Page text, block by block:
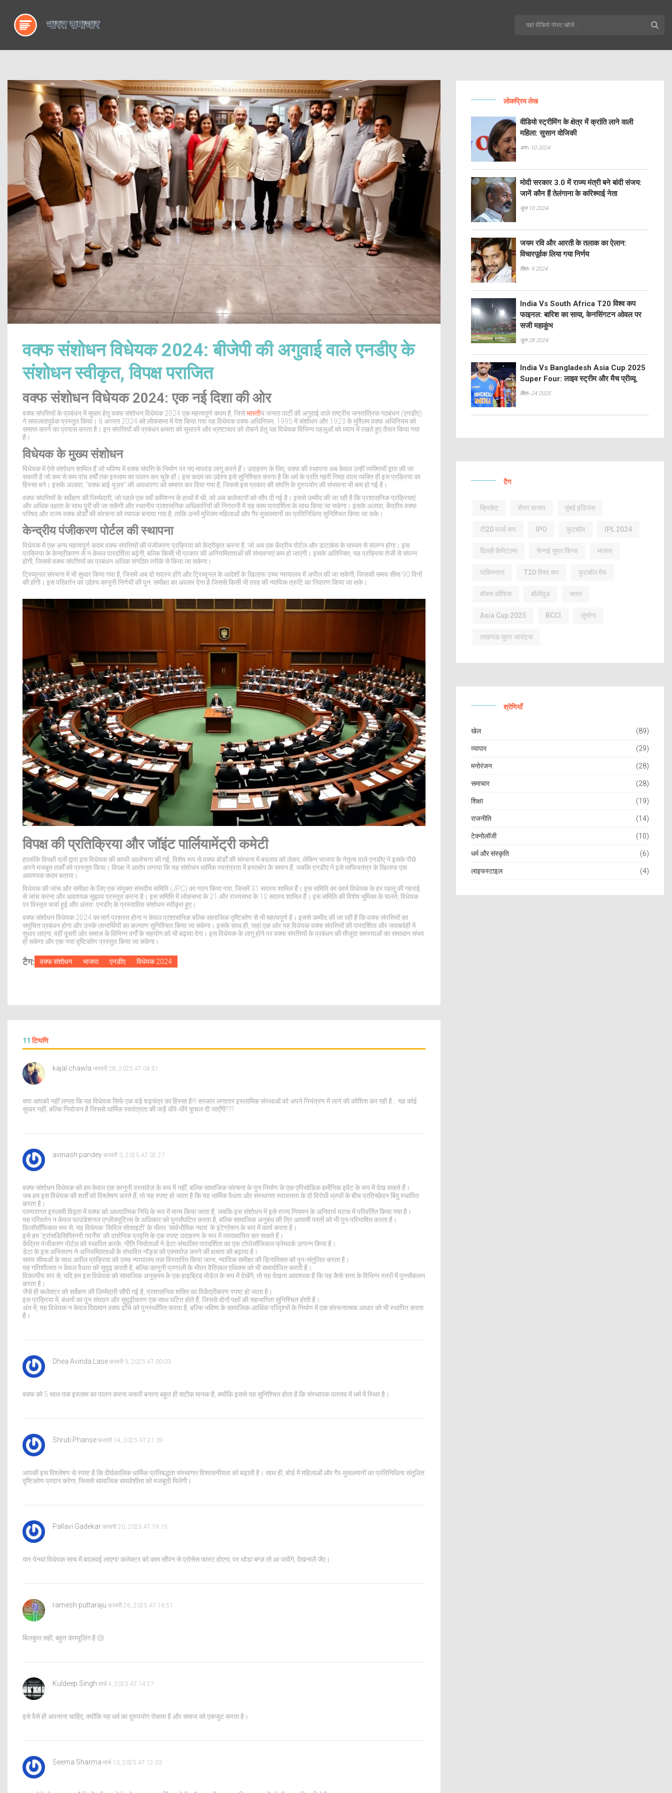
वक्फ संशोधन विधेयक 2024: बीजेपी की अगुवाई वाले एनडीए के
संशोधन स्वीकृत, विपक्ष पराजित
वक्फ संशोधन विधेयक 2024: एक नई दिशा की ओर
वक्फ संपत्तियों के प्रबंधन में सुधार हेतु वक्फ संशोधन विधेयक 2024 एक महत्वपूर्ण कदम है, जिसेभारतीय जनता पार्टी की अगुवाई वाले राष्ट्रीय जनतांत्रिक गठबंधन (एनडीए)
ने सफलतापूर्वक प्रस्तुत किया। 8 अगस्त 2024 को लोकसभा में पेश किया गया यह विधेयक वक्फ अधिनियम, 1995 में संशोधन और 1923 के मुश्लिम वक्फ अधिनियम को
समाप्त करने का प्रयास करता है। इन संपत्तियों की प्रबंधन क्षमता को सुधारने और भ्रष्टाचार को रोकने हेतु यह विधेयक विभिन्न पहलुओं को ध्यान में रखते हुए तैयार किया गया
है।
विधेयक के मुख्य संशोधन
विधेयक में ऐसे संशोधन शामिल हैं जो भविष्य में वक्फ संपत्ति के निर्माण पर नए मापदंड लागू करते हैं। उदाहरण के लिए, वक्फ की स्थापना अब केवल उन्हीं व्यक्तियों द्वारा की जा
सकती है जो कम से कम पांच वर्षों तक इस्लाम का पालन कर चुके हों। इस कदम का उद्देश्य इसे सुनिश्चित करना है कि धर्म के प्रति गहरी निष्ठा वाला व्यक्ति ही इस प्रक्रिया का
हिस्सा बने। इसके अलावा, "वक्फ बाई यूज़र" की अवधारणा को समाप्त कर दिया गया है, जिससे इस प्रकार की संपत्ति के दुरुपयोग की संभावना भी कम हो गई है।
वक्फ संपत्तियों के सर्वेक्षण की जिम्मेदारी, जो पहले एक सर्वे कमिश्नर के हाथों में थी, को अब कलेक्टरों को सौंप दी गई है। इससे उम्मीद की जा रही है कि प्रशासनिक प्रक्रियाएं
और अधिक दक्षता के साथ पूरी की जा सकेंगी और स्थानीय प्रशासनिक अधिकारियों की निगरानी में यह काम पारदर्शिता के साथ किया जा सकेगा। इसके अलावा, केंद्रीय वक्फ
परिषद और राज्य वक्फ बोर्डों की संरचना को व्यापक बनाया गया है, ताकि उनमें मुस्लिम महिलाओं और गैर-मुसलमानों का प्रतिनिधित्व सुनिश्चित किया जा सके।
केन्द्रीय पंजीकरण पोर्टल की स्थापना
विधेयक में एक अन्य महत्वपूर्ण कदम वक्फ संपत्तियों की पंजीकरण प्रक्रिया को केंद्रीकृत करना है, जो अब एक केंद्रीय पोर्टल और डाटाबेस के माध्यम से संलग्न होगा। इस
प्रक्रिया के केन्द्रीकरण से न केवल पारदर्शिता बढ़ेगी, बल्कि किसी भी प्रकार की अनियमितताओं की संभावनाएं कम हो जाएंगी। इसके अतिरिक्त, यह प्रक्रिया तेजी से संपन्न
होगी, जिससे वक्फ संपत्तियों का प्रबंधन अधिक संगठित तरीके से किया जा सकेगा।
ट्रिब्यूनल संरचना में भी सुधार किया गया है, जिसमें अब दो सदस्य होंगे और ट्रिब्यूनल के आदेशों के खिलाफ उच्च न्यायालय में अपील की जा सकेगी, जिसकी समय सीमा 90 दिनों
की होगी। इस परिवर्तन का उद्देश्य कानूनी निर्णयों की पुन: समीक्षा का अवसर देना है जिससे किसी भी तरह की न्यायिक त्रुटि का निवारण किया जा सके।
विपक्ष की प्रतिक्रिया और जॉइंट पार्लियामेंट्री कमेटी
हालांकि विपक्षी दलों द्वारा इस विधेयक की काफी आलोचना की गई, विशेष रूप से वक्फ बोर्डों की संरचना में बदलाव को लेकर, लेकिन भाजपा के नेतृत्व वाले एनडीए ने इसके पीछे
अपने मजबूत तर्कों को प्रस्तुत किया। विपक्ष ने आरोप लगाया कि यह संशोधन धार्मिक स्वतंत्रता में हस्तक्षेप के समान हैं, जबकि एनडीए ने इसे माफियतंत्र के खिलाफ एक
आवश्यक कदम बताया।
विधेयक की जांच और समीक्षा के लिए एक संयुक्त संसदीय समिति (JPC) का गठन किया गया, जिसमें 31 सदस्य शामिल हैं। इस समिति का कार्य विधेयक के हर पहलू की गहराई
से जांच करना और आवश्यक सुझाव प्रस्तुत करना है। इस समिति में लोकसभा के 21 और राज्यसभा के 10 सदस्य शामिल हैं। इस समिति की विशेष भूमिका के चलते, विधेयक
पर विस्तृत चर्चा हुई और अंततः एनडीए के प्रस्तावित संशोधन स्वीकृत हुए।
वक्फ संशोधन विधेयक 2024 का मार्ग प्रशस्त होना न केवल प्रशासनिक बल्कि सामाजिक दृष्टिकोण से भी महत्वपूर्ण है। इससे उम्मीद की जा रही है कि वक्फ संपत्तियों का
समुचित प्रबंधन होगा और उनके लाभार्थियों का कल्याण सुनिश्चित किया जा सकेगा। इसके साथ ही, जहां एक ओर यह विधेयक वक्फ संपत्तियों की पारदर्शिता और जवाबदेही में
सुधार लाएगा, वहीं दूसरी ओर समाज के विभिन्न वर्गों के सहयोग को भी बढ़ावा देगा। इस विधेयक के लागू होने पर वक्फ संपत्तियों के प्रबंधन की मौजूदा समस्याओं का समाधान संभव
हो सकेगा और एक नया दृष्टिकोण प्रस्तुत किया जा सकेगा।
टैग: वक्फ संशोधन भाजपा एनडीए विधेयक 2024
11टिप्पणि
kajal chawla जनवरी 28, 2025 AT 04:51
क्या आपको नहीं लगता कि यह विधेयक सिर्फ एक बड़े षड्यंत्र का हिस्सा है!!! सरकार लगातार इस्लामिक संस्थाओं को अपने नियंत्रण में लाने की कोशिश कर रही है... यह कोई
सुधार नहीं, बल्कि नियोजन है जिससे धार्मिक स्वतंत्रता की जड़ें धीरे‑धीरे कुचल दी जाएँगी???
avinash pandey फ़रवरी 3, 2025 AT 02:27
वक्फ संशोधन विधेयक को हम केवल एक कानूनी दस्तावेज़ के रूप में नहीं, बल्कि सामाजिक संरचना के पुनःनिर्माण के एक एपिसोडिक हर्मोनिक इवेंट के रूप में देख सकते हैं।
जब हम इस विधेयक की शर्तों को विश्लेषण करते हैं, तो यह स्पष्ट हो जाता है कि यह धार्मिक वैधता और संस्थागत स्वायत्तता के दो विरोधी ध्रुवों के बीच प्रतिच्छेदन बिंदु स्थापित
करता है।
परम्परागत इस्लामी विद्वता में वक्फ को आध्यात्मिक निधि के रूप में मान्य किया जाता है, जबकि इस संशोधन में इसे राज्य नियमन के अनिवार्य घटक में परिवर्तित किया गया है।
यह परिवर्तन न केवल फाउंडेशनल एग्ज़ीक्यूटिव्स के अधिकार को पुनर्संघटित करता है, बल्कि सामाजिक अनुबंध की त्रि-आयामी परतों को भी पुनःपरिभाषित करता है।
फ़िलॉसॉफिकल रूप से, यह विधेयक 'सिविल सोसाइटी' के भीतर 'सार्वभौमिक न्याय' के इंटेग्रेशन के रूप में कार्य करता है।
इसे हम 'ट्रांसडिसिप्लिनरी गवर्नेंस' की दार्शनिक प्रवृत्ति के एक स्पष्ट उदाहरण के रूप में व्याख्यायित कर सकते हैं।
केंद्रित पंजीकरण पोर्टल को स्थापित करके, नीति निर्माताओं ने डेटा-संचालित पारदर्शिता का एक टोपोलॉजिकल फ्रेमवर्क उत्पन्न किया है।
डेटा के इस अभिसरण ने अनियमितताओं के संभावित नॉड्स को एक्सपोज़ करने की क्षमता को बढ़ाया है।
समय सीमाओं के साथ अपील प्रक्रिया को उच्च न्यायालय तक विस्तारित किया जाना, न्यायिक समीक्षा की डिनामिक्स को पुनःसंतुलित करता है।
यह गतिशीलता न केवल वैधता को सुदृढ़ करती है, बल्कि कानूनी प्रणाली के भीतर वैरिएबल एथिक्स को भी समायोजित करती है।
विकल्पीय रूप से, यदि हम इस विधेयक को सामाजिक अनुक्रम के एक हाइब्रिड मोडेल के रूप में देखेंगे, तो यह देखना आवश्यक है कि यह कैसे सत्ता के विभिन्न स्तरों में पुनर्संकलन
करता है।
जैसे ही कलेक्टर को सर्वेक्षण की ज़िम्मेदारी सौंपी गई है, प्रशासनिक शक्ति का विकेंद्रीकरण स्पष्ट हो जाता है।
इस प्रक्रिया में, बंधनों का पुन:संघठन और सुदृढ़ीकरण एक साथ घटित होते हैं, जिससे दोनों पक्षों की सहभागिता सुनिश्चित होती है।
अंत में, यह विधेयक न केवल विद्यमान वक्फ ढाँचे को पुनर्स्थापित करता है, बल्कि भविष्य के सामाजिक-आर्थिक परिदृश्यों के निर्माण में एक संरचनात्मक आधार को भी स्थापित करता
है।
Dhea Avinda Lase फ़रवरी 9, 2025 AT 00:03
वक्फ को 5 साल तक इस्लाम का पालन करना जरूरी बनाना बहुत ही सटीक मानक है, क्योंकि इससे यह सुनिश्चित होता है कि संस्थापक वास्तव में धर्म में स्थिर है।
Shruti Phanse फ़रवरी 14, 2025 AT 21:39
आपकी इस विश्लेषण से स्पष्ट है कि दीर्घकालिक धार्मिक प्रतिबद्धता संस्थागत विश्वसनीयता को बढ़ाती है। साथ ही, बोर्ड में महिलाओं और गैर‑मुसलमानों का प्रतिनिधित्व संतुलित
दृष्टिकोण प्रदान करेगा, जिससे सामाजिक समावेशीता को मजबूती मिलेगी।
Pallavi Gadekar फ़रवरी 20, 2025 AT 19:15
यार येनवां विधेयक साच में बदलवई लाएगा! कलेक्टर को काम सौंपन से प्रोसेस फास्ट होएगा, पर थोडा बग्ज़ तो आ जावेंगे, देखनालै जैए।
ramesh puttaraju फ़रवरी 26, 2025 AT 16:51
बिलकुल सही, बहुत कंफ्यूज़िंग है 😒
Kuldeep Singh मार्च 4, 2025 AT 14:27
इसे वैसे ही अपनाना चाहिए, क्योंकि यह धर्म का दुरुपयोग रोकता है और समाज को एकजुट करता है।
Seema Sharma मार्च 10, 2025 AT 12:03
लोकप्रिय लेख
वीडियो स्ट्रीमिंग के क्षेत्र में क्रांति लाने वाली
महिला: सुसान वोजिकी
अग॰ 10 2024
मोदी सरकार 3.0 में राज्य मंत्री बने बांदी संजय:
जानें कौन हैं तेलंगाना के करिश्माई नेता
जून 10 2024
जयम रवि और आरती के तलाक का ऐलान:
विचारपूर्वक लिया गया निर्णय
सित॰ 9 2024
India Vs South Africa T20 विश्व कप
फाइनल: बारिश का साया, केनसिंगटन ओवल पर
सजी महाकुंभ
जून 28 2024
India Vs Bangladesh Asia Cup 2025
Super Four: लाइव स्ट्रीम और मैच प्रीव्यू
सित॰ 24 2025
टैग
क्रिकेट शेयर बाजार मुंबई इंडियंस
टी20 वर्ल्ड कप IPO फुटबॉल IPL 2024
दिल्ली कैपिटल्स चेन्नई सुपर किंग्स भाजपा
पाकिस्तान T20 विश्व कप फुटबॉल मैच
बॉक्स ऑफिस बॉलीवुड भारत
Asia Cup 2025 BCCI जुर्माना
लखनऊ सुपर जायंट्स
श्रेणियाँ
खेल (89)
व्यापार (29)
मनोरंजन (28)
समाचार (28)
शिक्षा (19)
राजनीति (14)
टेक्नोलॉजी (10)
धर्म और संस्कृति (6)
लाइफस्टाइल (4)